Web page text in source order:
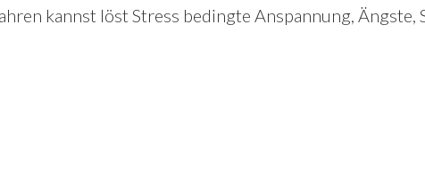
kannst löst Stress bedingte Anspannung,